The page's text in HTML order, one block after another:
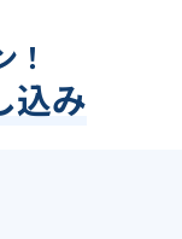
込み